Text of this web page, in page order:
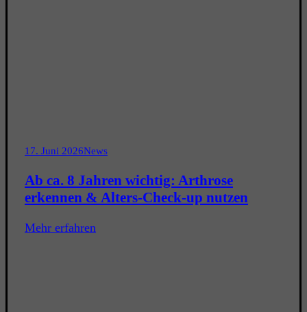
17. Juni 2026News
Ab ca. 8 Jahren wichtig: Arthrose
erkennen & Alters-Check-up nutzen
Mehr erfahren